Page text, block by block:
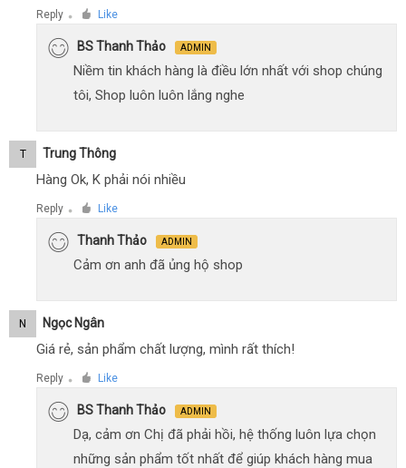
Reply ● Like
BS Thanh Thảo ADMIN
Niềm tin khách hàng là điều lớn nhất với shop chúng
tôi, Shop luôn luôn lắng nghe
T Trung Thông
Hàng Ok, K phải nói nhiều
Reply ● Like
Thanh Thảo ADMIN
Cảm ơn anh đã ủng hộ shop
N Ngọc Ngân
Giá rẻ, sản phẩm chất lượng, mình rất thích!
Reply ● Like
BS Thanh Thảo ADMIN
Dạ, cảm ơn Chị đã phải hồi, hệ thống luôn lựa chọn
những sản phẩm tốt nhất để giúp khách hàng mua